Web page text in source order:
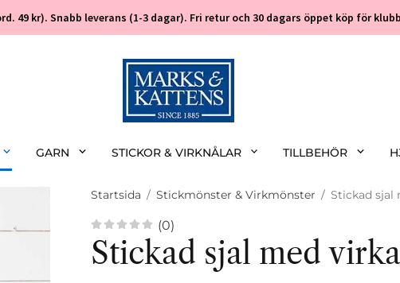
49 kr). Snabb leverans (1-3 dagar). Fri retur och 30 dagars öppet köp för
GARN STICKOR & VIRKNÅLAR TILLBEHÖR
Startsida / Stickmönster & Virkmönster / Stickad sjal
(0)
Stickad sjal med